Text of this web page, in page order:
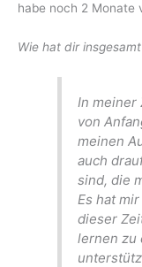
habe noch 2 Monate
Wie hat dir
In meiner
von
meinen
auch
sind, die
Es hat
dieser
lernen zu